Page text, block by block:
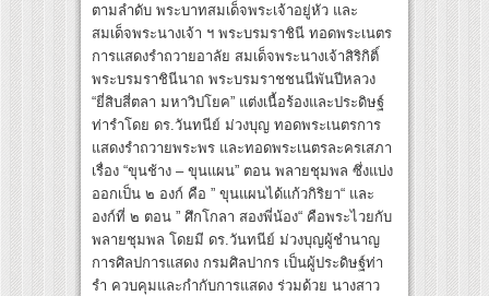
ตามลำดับ พระบาทสมเด็จพระเจ้าอยู่หัว และ
สมเด็จพระนางเจ้า ฯ พระบรมราชินี ทอดพระเนตร
การแสดงรำถวายอาลัย สมเด็จพระนางเจ้าสิริกิติ์
พระบรมราชินีนาถ พระบรมราชชนนีพันปีหลวง
“ยี่สิบสี่ตลา มหาวิปโยค” แต่งเนื้อร้องและประดิษฐ์
ท่ารำโดย ดร.วันทนีย์ ม่วงบุญ ทอดพระเนตรการ
แสดงรำถวายพระพร และทอดพระเนตรละครเสภา
เรื่อง “ขุนช้าง – ขุนแผน” ตอน พลายชุมพล ซึ่งแบ่ง
ออกเป็น ๒ องก์ คือ ” ขุนแผนได้แก้วกิริยา“ และ
องก์ที่ ๒ ตอน ” ศึกโกลา สองพี่น้อง“ คือพระไวยกับ
พลายชุมพล โดยมี ดร.วันทนีย์ ม่วงบุญผู้ชำนาญ
การศิลปการแสดง กรมศิลปากร เป็นผู้ประดิษฐ์ท่า
รำ ควบคุมและกำกับการแสดง ร่วมด้วย นางสาว